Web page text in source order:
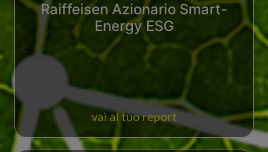
Raiffeisen Azionario Smart-
Energy ESG
vai al tuo report